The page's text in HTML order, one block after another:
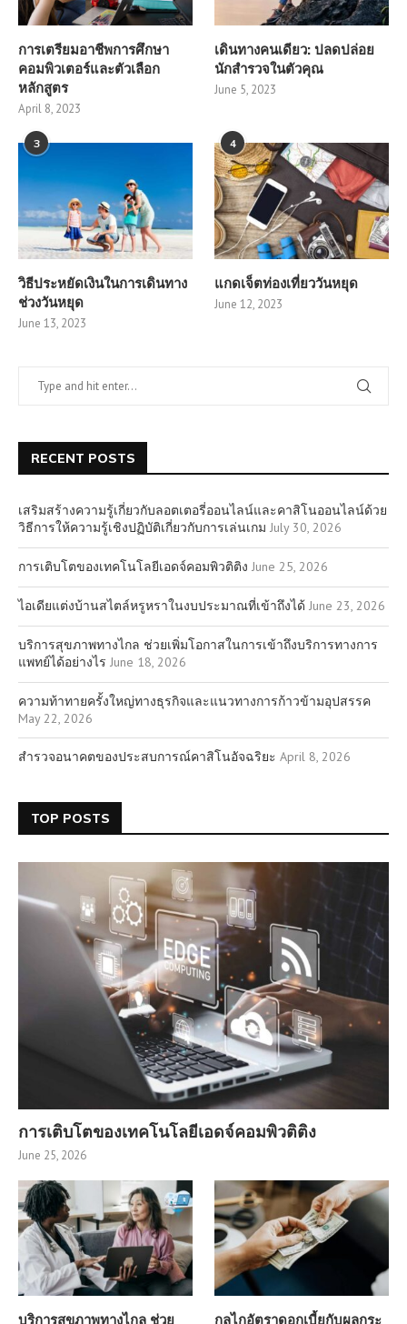
การเตรียมอาชีพการศึกษา
คอมพิวเตอร์และตัวเลือก
หลักสูตร
April 8, 2023
เดินทางคนเดียว: ปลดปล่อย
นักสำรวจในตัวคุณ
June 5, 2023
3
วิธีประหยัดเงินในการเดินทาง
ช่วงวันหยุด
June 13, 2023
4
แกดเจ็ตท่องเที่ยววันหยุด
June 12, 2023
RECENT POSTS
เสริมสร้างความรู้เกี่ยวกับลอตเตอรี่ออนไลน์และคาสิโนออนไลน์ด้วย
วิธีการให้ความรู้เชิงปฏิบัติเกี่ยวกับการเล่นเกม July 30, 2026
การเติบโตของเทคโนโลยีเอดจ์คอมพิวติติง June 25, 2026
ไอเดียแต่งบ้านสไตล์หรูหราในงบประมาณที่เข้าถึงได้ June 23, 2026
บริการสุขภาพทางไกล ช่วยเพิ่มโอกาสในการเข้าถึงบริการทางการ
แพทย์ได้อย่างไร June 18, 2026
ความท้าทายครั้งใหญ่ทางธุรกิจและแนวทางการก้าวข้ามอุปสรรค
May 22, 2026
สำรวจอนาคตของประสบการณ์คาสิโนอัจฉริยะ April 8, 2026
TOP POSTS
การเติบโตของเทคโนโลยีเอดจ์คอมพิวติติง
June 25, 2026
บริการสุขภาพทางไกล ช่วย
กลไกอัตราดอกเบี้ยกับผลกระ